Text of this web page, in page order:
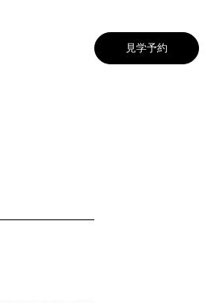
見学予約